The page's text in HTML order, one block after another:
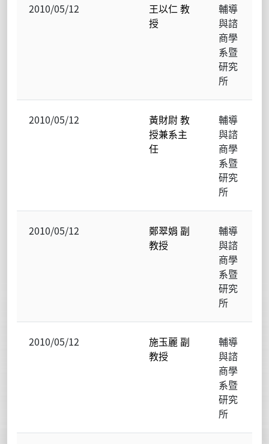
2010/05/12
王以仁 教
授
輔導
與諮
商學
系暨
研究
所
2010/05/12
黃財尉 教
授兼系主
任
輔導
與諮
商學
系暨
研究
所
2010/05/12
鄭翠娟 副
教授
輔導
與諮
商學
系暨
研究
所
2010/05/12
施玉麗 副
教授
輔導
與諮
商學
系暨
研究
所